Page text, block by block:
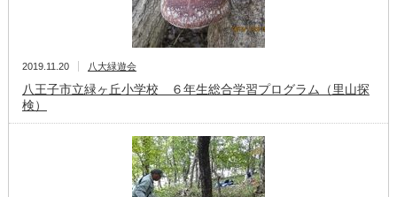
2019.11.20 八大緑遊会
八王子市立緑ヶ丘小学校 ６年生総合学習プログラム（里山探
検）